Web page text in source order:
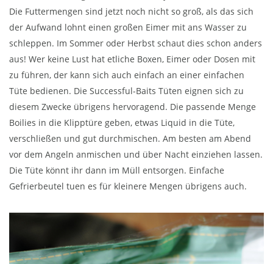
Die Futtermengen sind jetzt noch nicht so groß, als das sich
der Aufwand lohnt einen großen Eimer mit ans Wasser zu
schleppen. Im Sommer oder Herbst schaut dies schon anders
aus! Wer keine Lust hat etliche Boxen, Eimer oder Dosen mit
zu führen, der kann sich auch einfach an einer einfachen
Tüte bedienen. Die Successful-Baits Tüten eignen sich zu
diesem Zwecke übrigens hervoragend. Die passende Menge
Boilies in die Klipptüre geben, etwas Liquid in die Tüte,
verschließen und gut durchmischen. Am besten am Abend
vor dem Angeln anmischen und über Nacht einziehen lassen.
Die Tüte könnt ihr dann im Müll entsorgen. Einfache
Gefrierbeutel tuen es für kleinere Mengen übrigens auch.